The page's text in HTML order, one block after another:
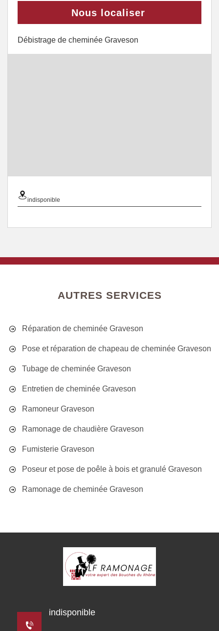
Nous localiser
Débistrage de cheminée Graveson
indisponible
AUTRES SERVICES
Réparation de cheminée Graveson
Pose et réparation de chapeau de cheminée Graveson
Tubage de cheminée Graveson
Entretien de cheminée Graveson
Ramoneur Graveson
Ramonage de chaudière Graveson
Fumisterie Graveson
Poseur et pose de poêle à bois et granulé Graveson
Ramonage de cheminée Graveson
indisponible